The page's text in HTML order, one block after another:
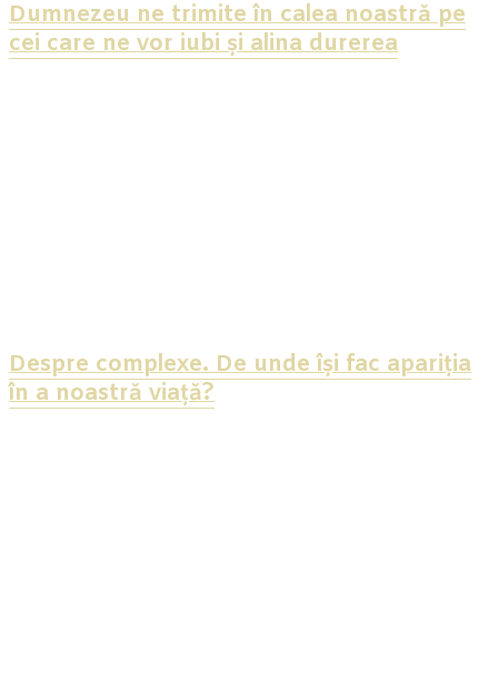
Dumnezeu ne trimite în calea noastră pe
cei care ne vor iubi și alina durerea
Despre complexe. De unde își fac apariția
în a noastră viață?